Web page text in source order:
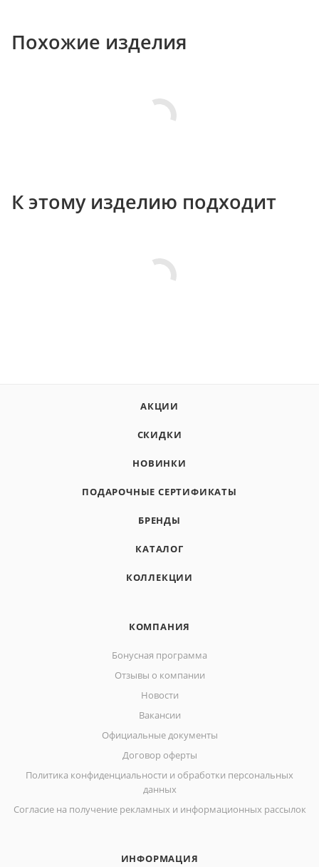
Похожие изделия
К этому изделию подходит
АКЦИИ
СКИДКИ
НОВИНКИ
ПОДАРОЧНЫЕ СЕРТИФИКАТЫ
БРЕНДЫ
КАТАЛОГ
КОЛЛЕКЦИИ
КОМПАНИЯ
Бонусная программа
Отзывы о компании
Новости
Вакансии
Официальные документы
Договор оферты
Политика конфиденциальности и обработки персональных
данных
Согласие на получение рекламных и информационных рассылок
ИНФОРМАЦИЯ